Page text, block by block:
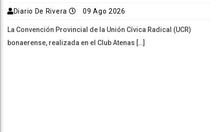
Diario De Rivera 09 Ago 2026
La Convención Provincial de la Unión Cívica Radical (UCR)
bonaerense, realizada en el Club Atenas […]